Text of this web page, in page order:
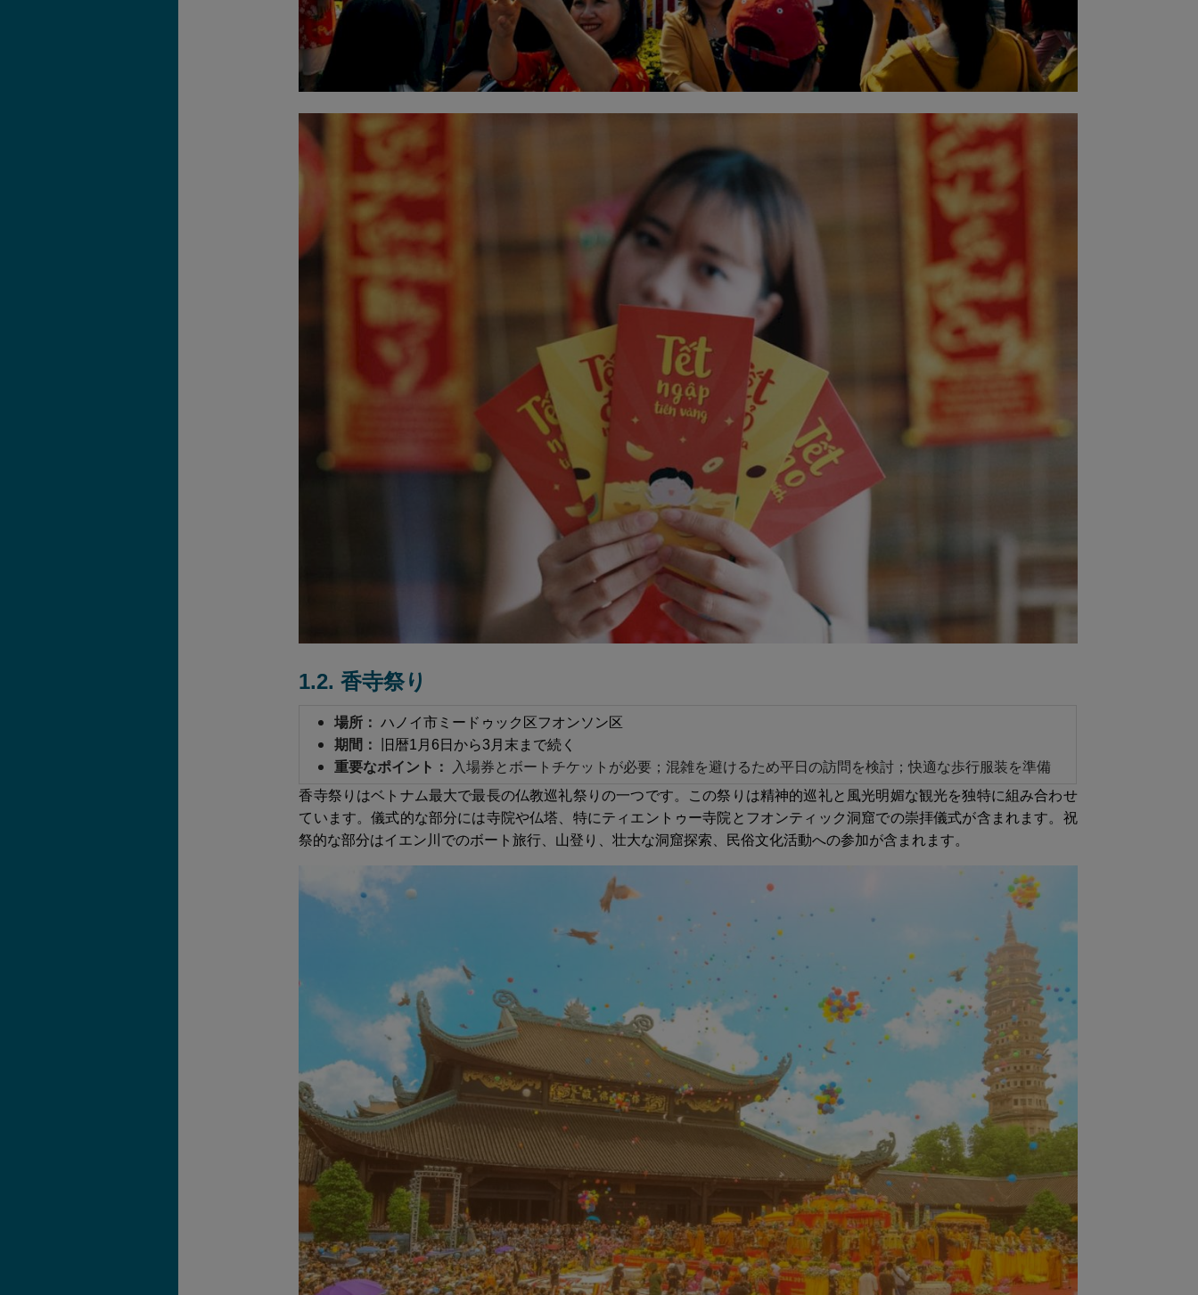
1.2. 香寺祭り
場所： ハノイ市ミードゥック区フオンソン区
期間：
旧暦1月6日から3月末まで続く
重要なポイント：
入場券とボートチケットが必要；混雑を避けるため平日の訪問を検討；快適な歩行服装を準備
香寺祭りはベトナム最大で最長の仏教巡礼祭りの一つです。この祭りは精神的巡礼と風光明媚な観光を独特に組み合わせ
ています。儀式的な部分には寺院や仏塔、特にティエントゥー寺院とフオンティック洞窟での崇拝儀式が含まれます。祝
祭的な部分はイエン川でのボート旅行、山登り、壮大な洞窟探索、民俗文化活動への参加が含まれます。